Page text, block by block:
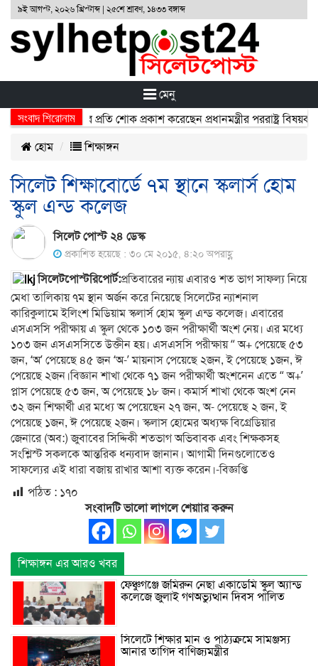
৯ই আগস্ট, ২০২৬ খ্রিস্টাব্দ | ২৫শে শ্রাবণ, ১৪৩৩ বঙ্গাব্দ
মেনু
সংবাদ শিরোনাম
নিহতদের প্রতি শোক প্রকাশ করেছেন প্রধানমন্ত্রীর পররাষ্ট্র বিষয়ক
হোম
শিক্ষাঙ্গন
সিলেট শিক্ষাবোর্ডে ৭ম স্থানে স্কলার্স হোম
স্কুল এন্ড কলেজ
সিলেট পোস্ট ২৪ ডেস্ক
প্রকাশিত হয়েছে : ৩০ মে ২০১৫, ৪:২০ অপরাহ্ণ
সিলেটপোস্টরিপোর্ট:প্রতিবারের ন্যায় এবারও শত ভাগ সাফল্য নিয়ে
মেধা তালিকায় ৭ম স্থান অর্জন করে নিয়েছে সিলেটের ন্যাশনাল
কারিকুলামে ইলিংশ মিডিয়াম স্কলার্স হোম স্কুল এন্ড কলেজ। এবারের
এসএসসি পরীক্ষায় এ স্কুল থেকে ১০৩ জন পরীক্ষার্থী অংশ নেয়। এর মধ্যে
১০৩ জন এসএসসিতে উক্তীন হয়। এসএসসি পরীক্ষায় “ অ+ পেয়েছে ৫৩
জন, ‘অ’ পেয়েছে ৪৫ জন ‘অ-’ মায়নাস পেয়েছে ২জন, ই পেয়েছে ১জন, ঈ
পেয়েছে ২জন।বিজ্ঞান শাখা থেকে ৭১ জন পরীক্ষার্থী অংশনেন এতে “ অ+’
প্লাস পেয়েছে ৫৩ জন, অ পেয়েছে ১৮ জন। কমার্স শাখা থেকে অংশ নেন
৩২ জন শিক্ষার্থী এর মধ্যে অ পেয়েছেন ২৭ জন, অ- পেয়েছে ২ জন, ই
পেয়েছে ১জন, ঈ পেয়েছে ২জন। স্কলাস হোমের অধ্যক্ষ বিগ্রেডিয়ার
জেনারে (অব:) জুবাবের সিদ্দিকী শতভাগ অভিবাবক এবং শিক্ষকসহ
সংশ্লিস্ট সকলকে আন্তরিক ধন্যবাদ জানান। আগামী দিনগুলোতেও
সাফল্যের এই ধারা বজায় রাখার আশা ব্যক্ত করেন।-বিজ্ঞপ্তি
পঠিত : ১৭০
সংবাদটি ভালো লাগলে শেয়াার করুন
শিক্ষাঙ্গন এর আরও খবর
ফেঞ্চুগঞ্জে জমিরুন নেছা একাডেমি স্কুল অ্যান্ড
কলেজে জুলাই গণঅভ্যুত্থান দিবস পালিত
সিলেটে শিক্ষার মান ও পাঠ্যক্রমে সামঞ্জস্য
আনার তাগিদ বাণিজ্যমন্ত্রীর